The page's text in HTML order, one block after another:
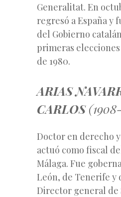
Generalitat. En
regresó a España y
del Gobierno
primeras
de 1980.
ARIAS
CARLOS
Doctor en derecho
actuó como fiscal
Málaga. Fue
León, de Tenerife y
Director general de